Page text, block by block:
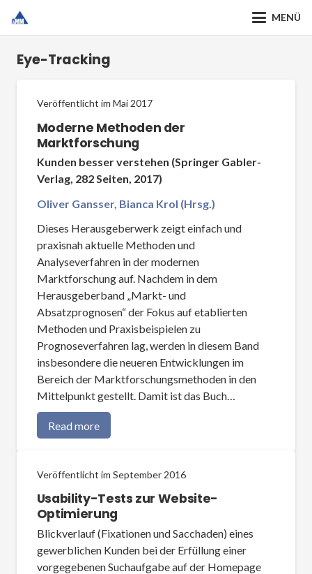
MENÜ
Eye-Tracking
Veröffentlicht im Mai 2017
Moderne Methoden der
Marktforschung
Kunden besser verstehen (Springer Gabler-
Verlag, 282 Seiten, 2017)
Oliver Gansser, Bianca Krol (Hrsg.)
Dieses Herausgeberwerk zeigt einfach und
praxisnah aktuelle Methoden und
Analyseverfahren in der modernen
Marktforschung auf. Nachdem in dem
Herausgeberband „Markt- und
Absatzprognosen“ der Fokus auf etablierten
Methoden und Praxisbeispielen zu
Prognoseverfahren lag, werden in diesem Band
insbesondere die neueren Entwicklungen im
Bereich der Marktforschungsmethoden in den
Mittelpunkt gestellt. Damit ist das Buch…
Read more
Veröffentlicht im September 2016
Usability-Tests zur Website-
Optimierung
Blickverlauf (Fixationen und Sacchaden) eines
gewerblichen Kunden bei der Erfüllung einer
vorgegebenen Suchaufgabe auf der Homepage